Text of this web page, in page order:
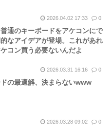
2026.04.02 17:33 0
普通のキーボードをアケコンにで
なアイデアが登場。これがあれ
コン買う必要ないんだよ
2026.03.31 16:16 0
の最適解、決まらないwww
2026.03.28 09:02 0